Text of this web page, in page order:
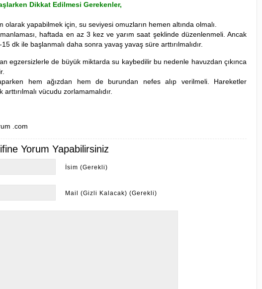
Dikkat Edilmesi Gerekenler,
olarak yapabilmek için, su seviyesi omuzların hemen altında olmalı.
haftada en az 3 kez ve yarım saat şeklinde düzenlenmeli. Ancak
dk ile başlanmalı daha sonra yavaş yavaş süre arttırılmalıdır.
egzersizlerle de büyük miktarda su kaybedilir bu nedenle havuzdan çıkınca
hem ağızdan hem de burundan nefes alıp verilmeli. Hareketler
vücudu zorlamamalıdır.
.com
Yorum Yapabilirsiniz
İsim (Gerekli)
Mail (Gizli Kalacak) (Gerekli)